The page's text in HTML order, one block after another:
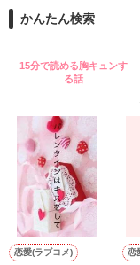
◆「甘い結婚」特集
◆レビューありがと
この奇跡の軌跡、そ
（2008/9/20〜2009/
二次審査進出作品で
沢山の応援、
その度に何度も
導いてくれたのは
かんたん検索
15分で読める胸キュンす
る話
恋愛(ラブコメ) 恋